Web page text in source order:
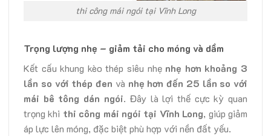
thi công mái ngói tại Vĩnh Long
Trọng lượng nhẹ – giảm tải cho móng và dầm
Kết cấu khung kèo thép siêu nhẹ nhẹ hơn khoảng 3
lần so với thép đen và nhẹ hơn đến 25 lần so với
mái bê tông dán ngói. Đây là lợi thế cực kỳ quan
trọng khi thi công mái ngói tại Vĩnh Long, giúp giảm
áp lực lên móng, đặc biệt phù hợp với nền đất yếu.